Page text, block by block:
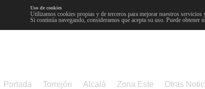
Uso de cookies
Utilizamos cookies propias y de terceros para mejorar nuestros
Si continúa navegando, consideramos que acepta su uso. Puede
Portada Torrejón Alcalá Zona Este Otras